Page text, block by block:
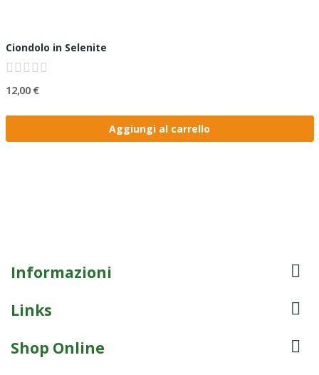
Ciondolo in Selenite
12,00 €
Aggiungi al carrello
Informazioni 
Links 
Shop Online 